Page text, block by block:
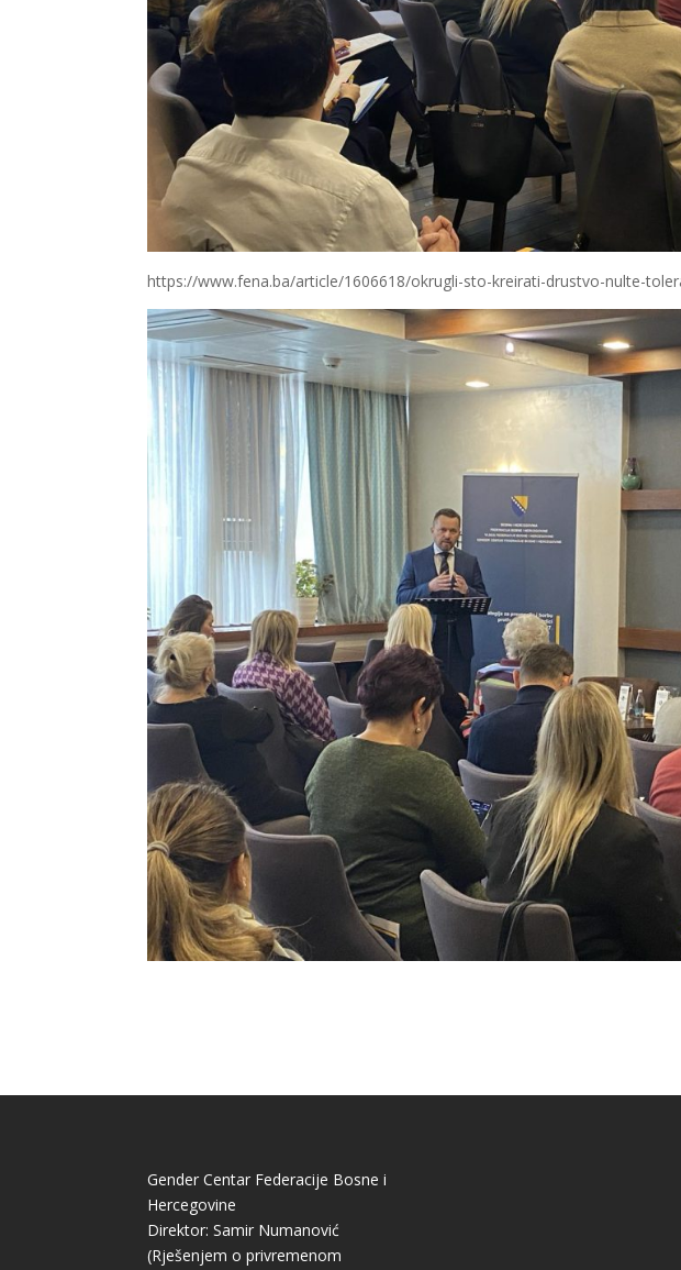
https://www.fena.ba/article/1606618/okrugli-sto-kreirati-drustvo-nulte-
Gender Centar Federacije Bosne i
Hercegovine
Direktor: Samir Numanović
(Rješenjem o privremenom